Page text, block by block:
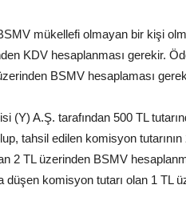
mükellefi olmayan bir kişi
KDV hesaplanması gerekir.
BSMV hesaplaması
(Y) A.Ş. tarafından 500 TL
tahsil edilen komisyon tutarının
2 TL üzerinden BSMV
düşen komisyon tutarı olan 1 TL